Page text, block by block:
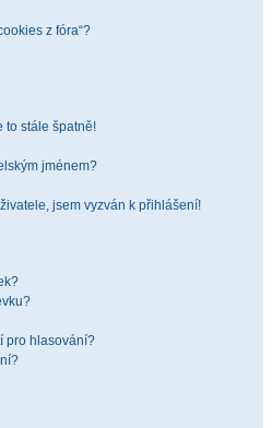
z fóra“?
to stále špatně!
jménem?
jsem vyzván k přihlášení!
pro hlasování?